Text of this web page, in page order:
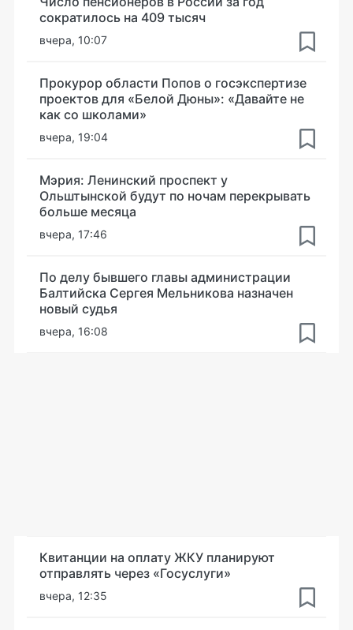
сократилось на 409 тысяч
вчера, 10:07
Прокурор области Попов о госэкспертизе
проектов для «Белой Дюны»: «Давайте не
как со школами»
вчера, 19:04
Мэрия: Ленинский проспект у
Ольштынской будут по ночам перекрывать
больше месяца
вчера, 17:46
По делу бывшего главы администрации
Балтийска Сергея Мельникова назначен
новый судья
вчера, 16:08
Квитанции на оплату ЖКУ планируют
отправлять через «Госуслуги»
вчера, 12:35